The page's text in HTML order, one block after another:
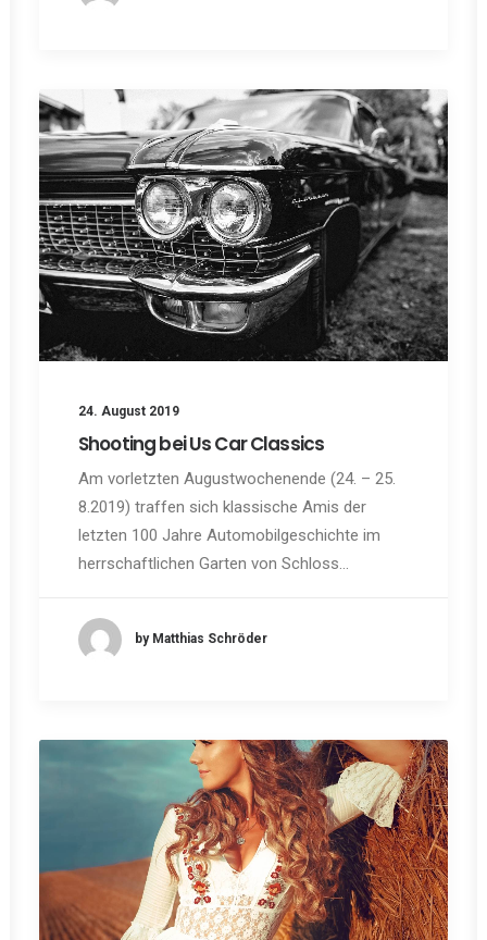
24. August 2019
Shooting bei Us Car Classics
Am vorletzten Augustwochenende (24. – 25.
8.2019) traffen sich klassische Amis der
letzten 100 Jahre Automobilgeschichte im
herrschaftlichen Garten von Schloss…
by Matthias Schröder